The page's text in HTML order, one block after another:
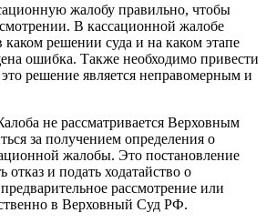
жалобу правильно, чтобы
В кассационной жалобе
каком решении суда и на каком этапе
ошибка. Также необходимо привести
решение является неправомерным и
не рассматривается Верховным
за получением определения о
жалобы. Это постановление
отказ и подать ходатайство о
рассмотрение или
в Верховный Суд РФ.